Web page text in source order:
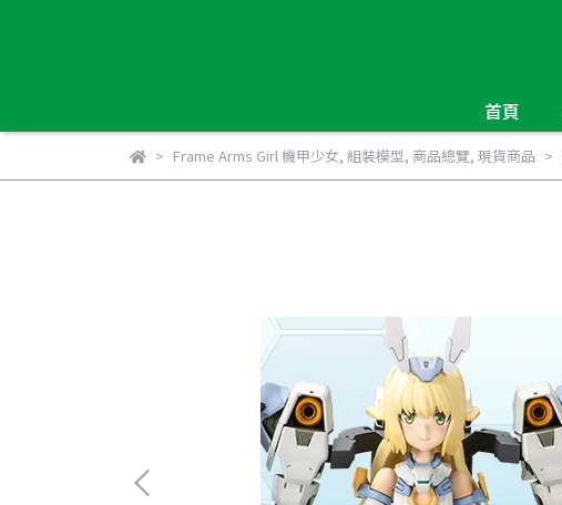
首頁
Frame Arms Girl 機甲少女, 組裝模型, 商品總覽, 現貨商品